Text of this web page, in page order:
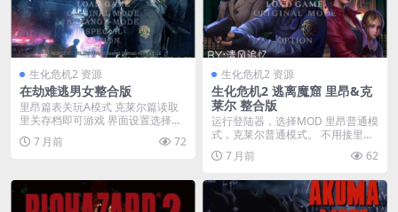
生化危机2 资源
在劫难逃男女整合版
里昂篇表关玩A模式 克莱尔篇读取
里关存档即可游戏 界面设置选择日
文，关闭动画 此...
7 月前 72
生化危机2 资源
生化危机2 逃离魔窟 里昂&克
莱尔 整合版
运行登陆器，选择MOD 里昂普通模
式，克莱尔普通模式。 不用接里关
存档玩！ 不用...
7 月前 62